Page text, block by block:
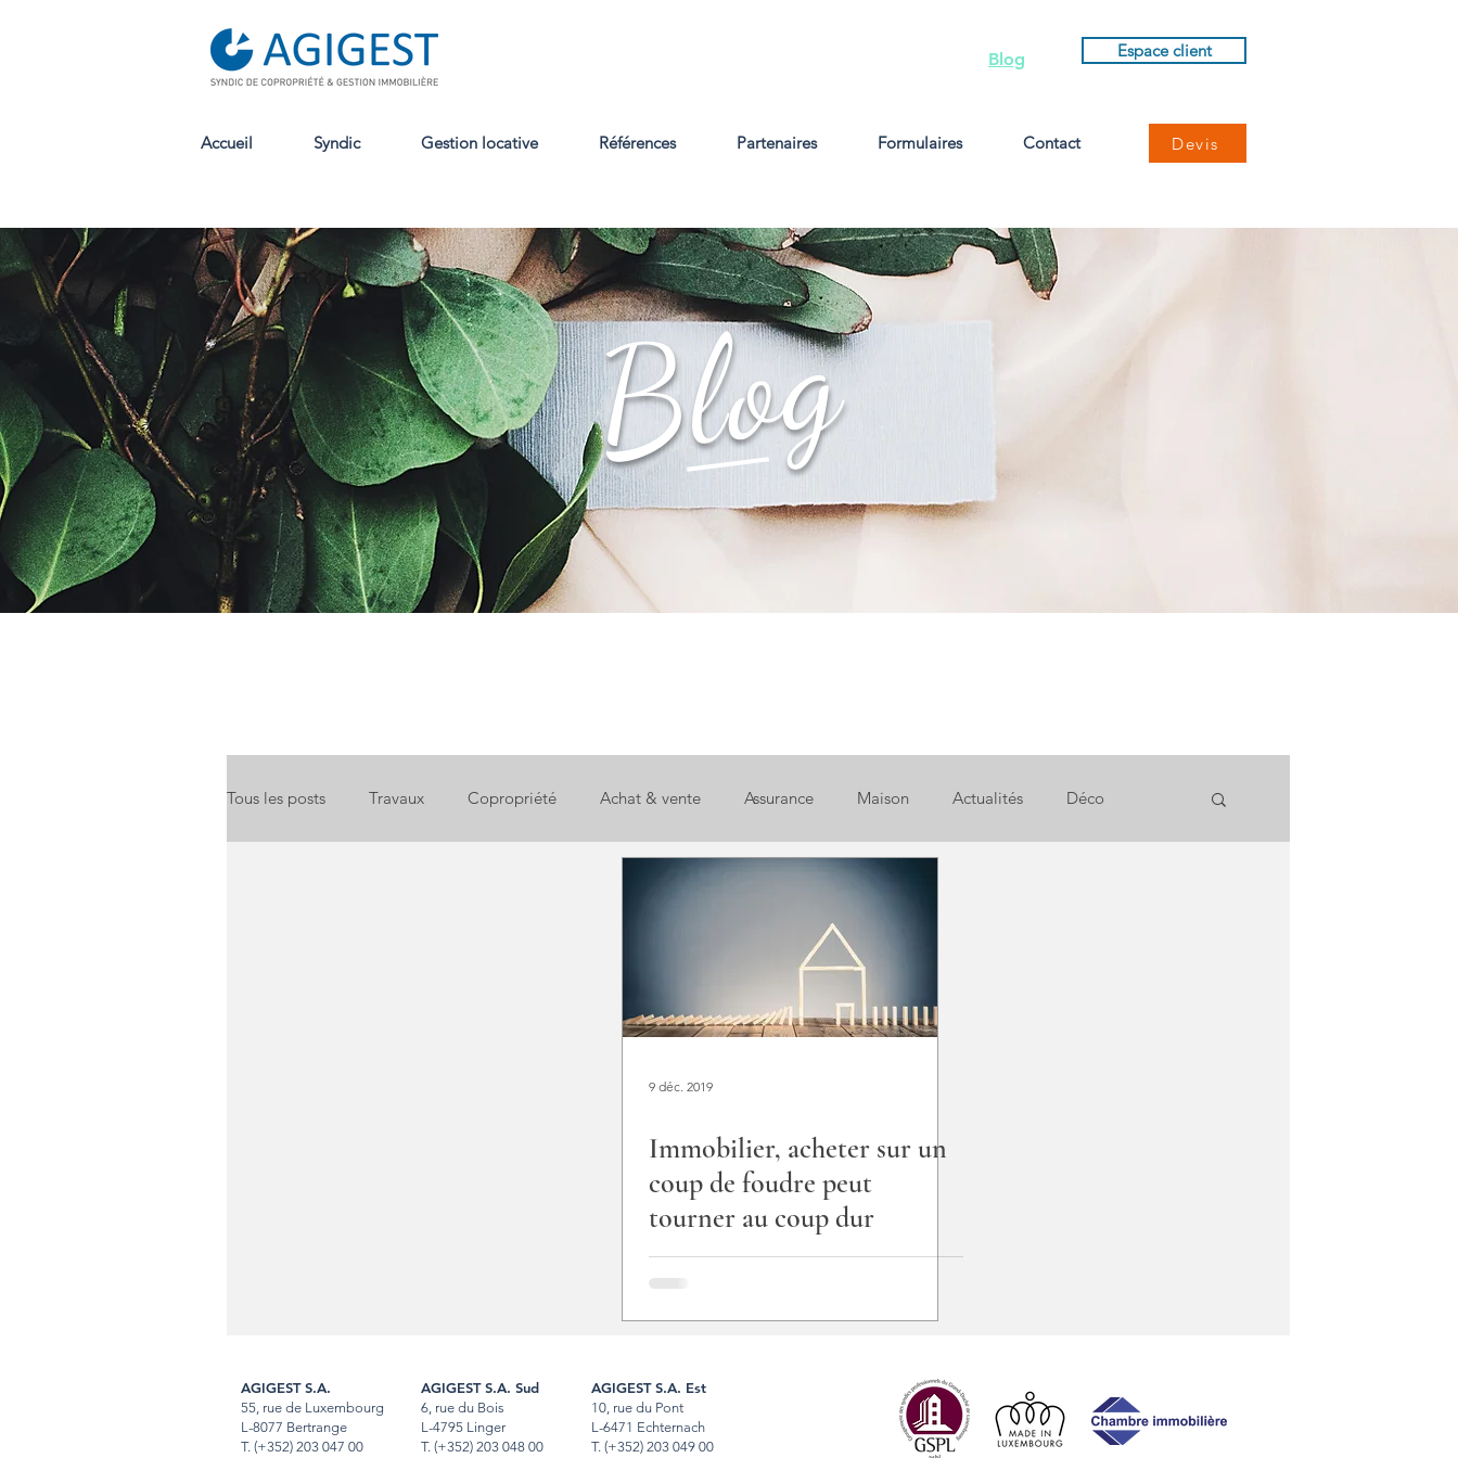
Blog Espace client
Accueil Syndic Gestion locative Références Partenaires Formulaires Contact Devis
Blog
Tous les posts Travaux Copropriété Achat & vente Assurance Maison Actualités Déco
9 déc. 2019
Immobilier, acheter sur un
coup de foudre peut
tourner au coup dur
AGIGEST S.A.
55, rue de Luxembourg
L-8077 Bertrange
T. (+352) 203 047 00
AGIGEST S.A. Sud
6, rue du Bois
L-4795 Linger
T. (+352) 203 048 00
AGIGEST S.A. Est
10, rue du Pont
L-6471 Echternach
T. (+352) 203 049 00